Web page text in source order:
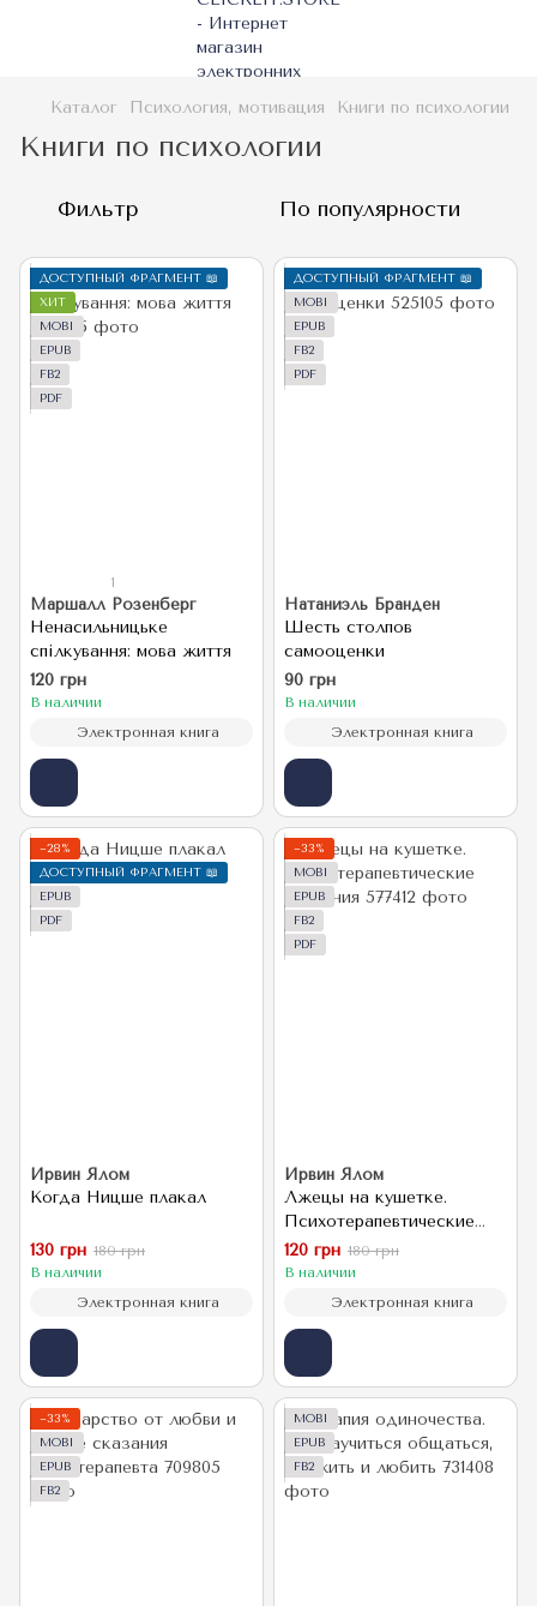
Каталог Психология, мотивация Книги по психологии
Книги по психологии
Фильтр По популярности
ДОСТУПНЫЙ ФРАГМЕНТ 📖
ХИТ
MOBI
EPUB
FB2
PDF
1
Маршалл Розенберг
Ненасильницьке
спілкування: мова життя
120 грн
В наличии
Электронная книга
ДОСТУПНЫЙ ФРАГМЕНТ 📖
MOBI
EPUB
FB2
PDF
Натаниэль Бранден
Шесть столпов
самооценки
90 грн
В наличии
Электронная книга
−28%
ДОСТУПНЫЙ ФРАГМЕНТ 📖
EPUB
PDF
Ирвин Ялом
Когда Ницше плакал
130 грн 180 грн
В наличии
Электронная книга
−33%
MOBI
EPUB
FB2
PDF
Ирвин Ялом
Лжецы на кушетке.
Психотерапевтические
сказания
120 грн 180 грн
В наличии
Электронная книга
−33%
MOBI
EPUB
FB2
MOBI
EPUB
FB2